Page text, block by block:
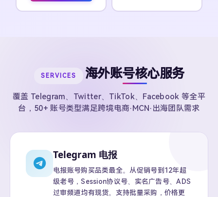
SERVICES 海外账号核心服务
覆盖 Telegram、Twitter、TikTok、Facebook 等全平
台，50+ 账号类型满足跨境电商·MCN·出海团队需求
Telegram 电报
电报账号购买品类最全。从促销号到12年超
级老号，Session协议号、实名广告号、ADS
过审频道均有现货。支持批量采购，价格更